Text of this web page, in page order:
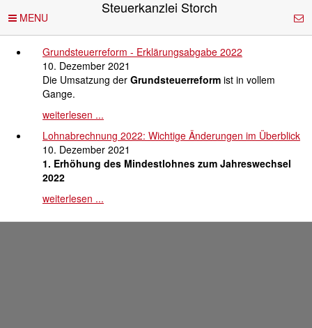
Steuerkanzlei Storch
MENU
Grundsteuerreform - Erklärungsabgabe 2022
10. Dezember 2021
Die Umsatzung der Grundsteuerreform ist in vollem
Gange.
weiterlesen ...
Lohnabrechnung 2022: Wichtige Änderungen im Überblick
10. Dezember 2021
1. Erhöhung des Mindestlohnes zum Jahreswechsel
2022
weiterlesen ...